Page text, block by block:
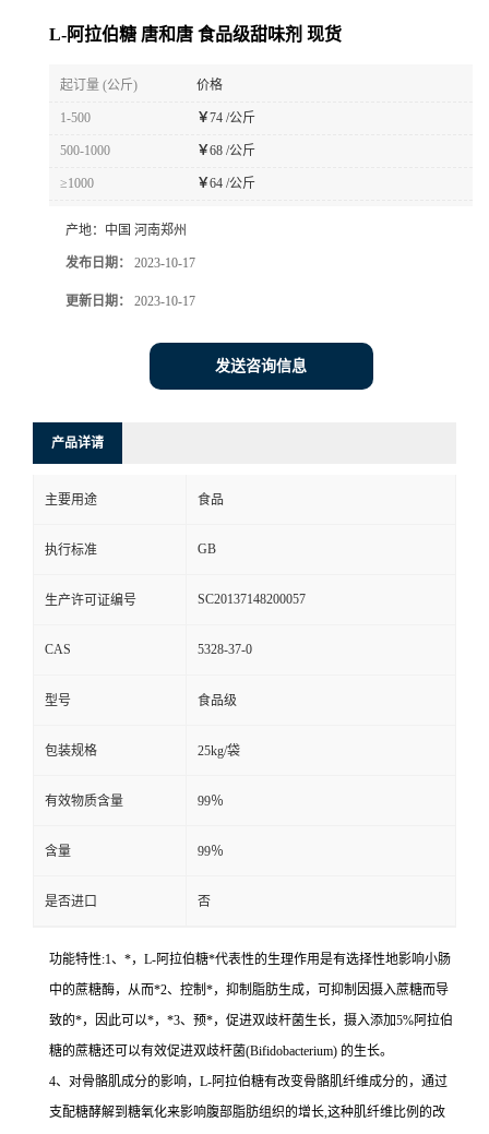
L-阿拉伯糖 唐和唐 食品级甜味剂 现货
起订量 (公斤) 价格
1-500 ￥74 /公斤
500-1000 ￥68 /公斤
≥1000 ￥64 /公斤
产地： 中国 河南郑州
发布日期： 2023-10-17
更新日期： 2023-10-17
发送咨询信息
产品详请
主要用途 食品
执行标准 GB
生产许可证编号 SC20137148200057
CAS 5328-37-0
型号 食品级
包装规格 25kg/袋
有效物质含量 99％
含量 99％
是否进口 否
功能特性:1、*，L-阿拉伯糖*代表性的生理作用是有选择性地影响小肠
中的蔗糖酶，从而*2、控制*，抑制脂肪生成，可抑制因摄入蔗糖而导
致的*，因此可以*，*3、预*，促进双歧杆菌生长，摄入添加5%阿拉伯
糖的蔗糖还可以有效促进双歧杆菌(Bifidobacterium) 的生长。
4、对骨骼肌成分的影响，L-阿拉伯糖有改变骨骼肌纤维成分的，通过
支配糖酵解到糖氧化来影响腹部脂肪组织的增长,这种肌纤维比例的改